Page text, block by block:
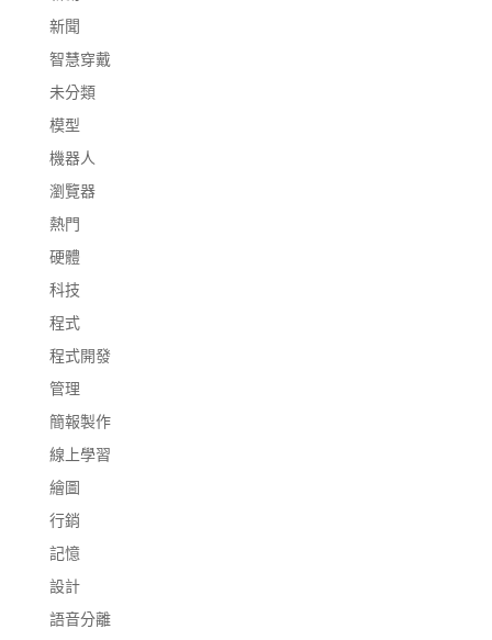
新聞
智慧穿戴
未分類
模型
機器人
瀏覽器
熱門
硬體
科技
程式
程式開發
管理
簡報製作
線上學習
繪圖
行銷
記憶
設計
語音分離